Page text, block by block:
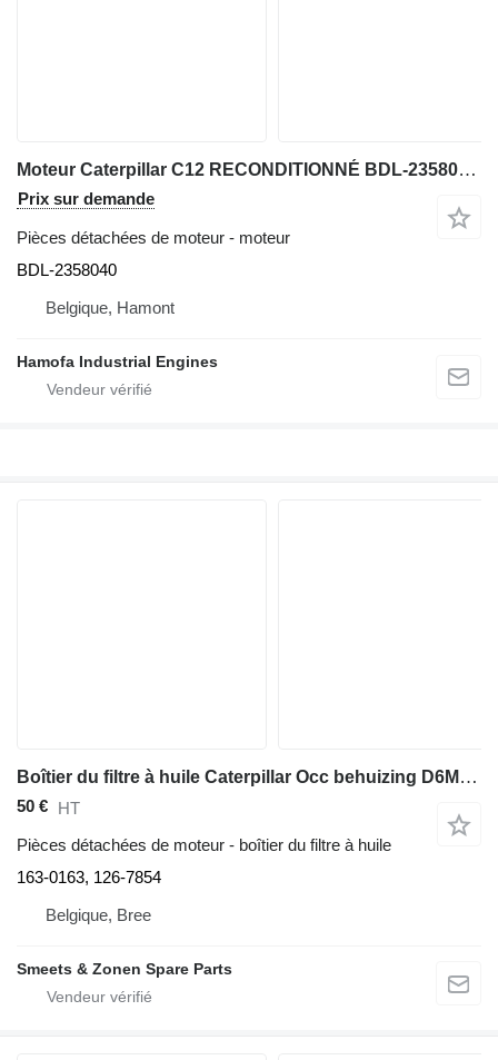
Moteur Caterpillar C12 RECONDITIONNÉ BDL-2358040 pour matériel de TP
Prix sur demande
Pièces détachées de moteur - moteur
BDL-2358040
Belgique, Hamont
Hamofa Industrial Engines
Boîtier du filtre à huile Caterpillar Occ behuizing D6M 163-0163 pour bulldozer
50 € HT
Pièces détachées de moteur - boîtier du filtre à huile
163-0163, 126-7854
Belgique, Bree
Smeets & Zonen Spare Parts